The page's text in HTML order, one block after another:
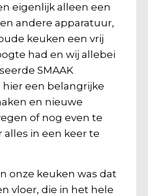
eigenlijk alleen een
andere apparatuur,
keuken een vrij
had en wij allebei
SMAAK
een belangrijke
en nieuwe
of nog even te
in een keer te
onze keuken was dat
vloer, die in het hele